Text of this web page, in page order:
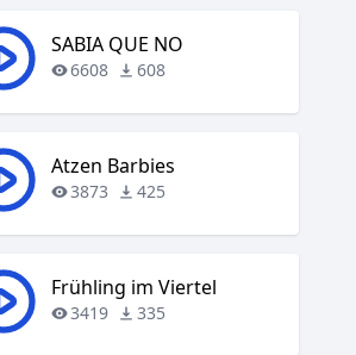
SABIA QUE NO
6608 608
Atzen Barbies
3873 425
Frühling im Viertel
3419 335